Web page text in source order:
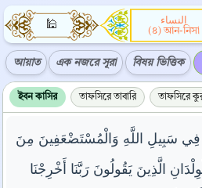
🕌
النساء
(৪) আন-নিসা
আয়াত এক নজরে সূরা বিষয় ভিত্তিক
ইবন কাসির তাফসিরে তাবারি তাফসিরে
فِي سَبِيلِ اللَّهِ وَالْمُسْتَضْعَفِينَ مِنَ
الَّذِينَ يَقُولُونَ رَبَّنَا أَخْرِجْنَا